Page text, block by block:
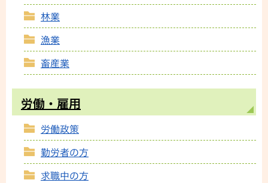
林業
漁業
畜産業
労働・雇用
労働政策
勤労者の方
求職中の方